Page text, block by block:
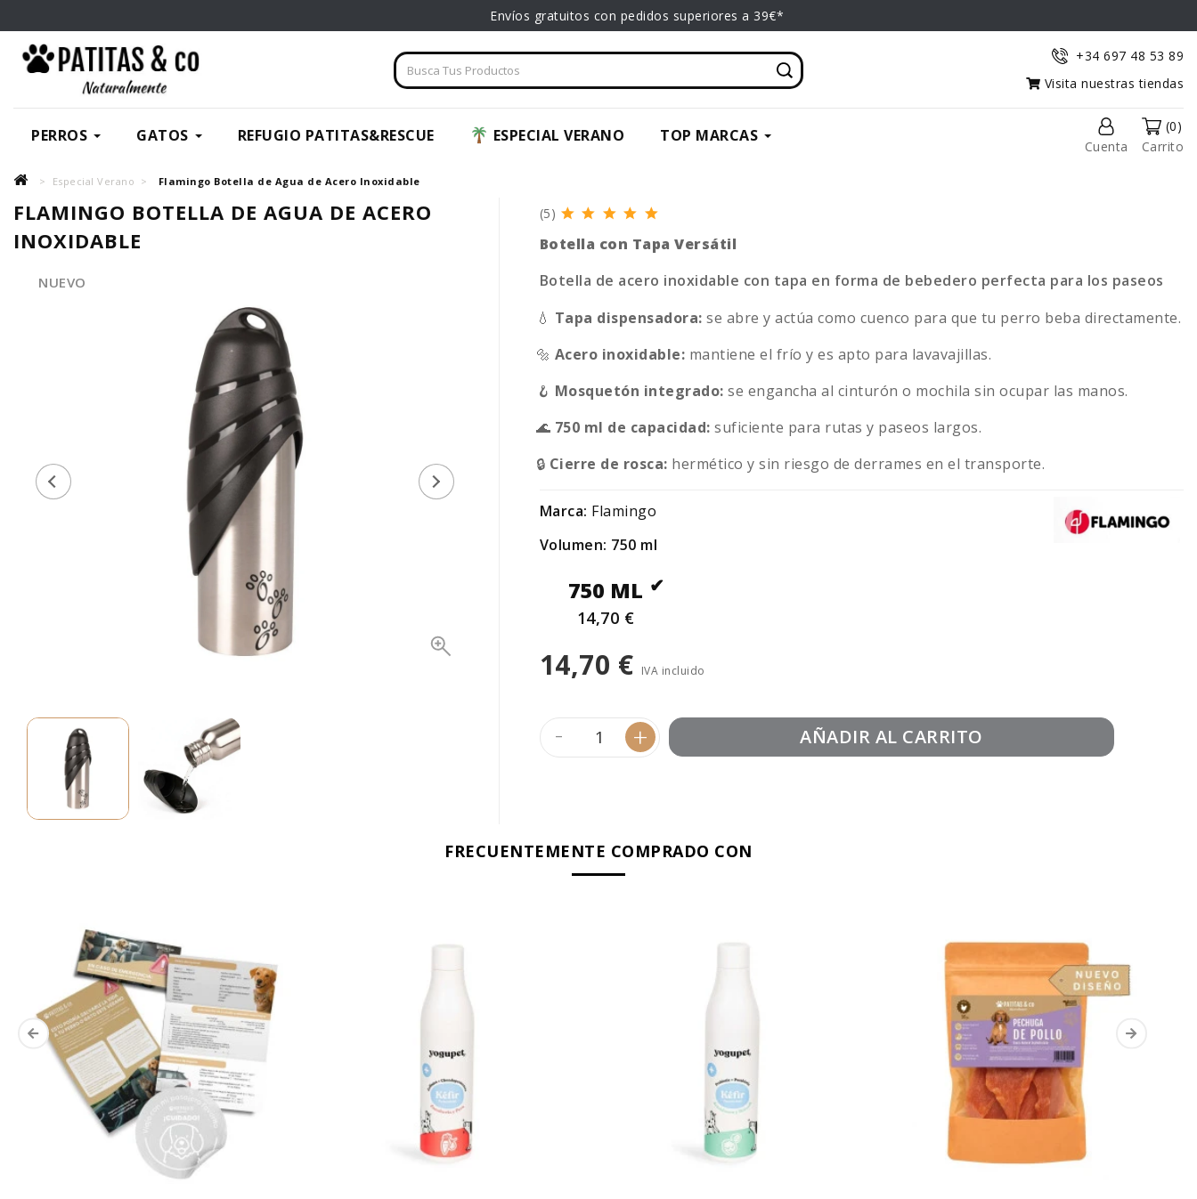
Envíos gratuitos con pedidos superiores a 39€*
+34 697 48 53 89
Visita nuestras tiendas
PERROS GATOS REFUGIO PATITAS&RESCUE ESPECIAL VERANO TOP MARCAS
Cuenta
(0)
Carrito
Especial Verano Flamingo Botella de Agua de Acero Inoxidable
FLAMINGO BOTELLA DE AGUA DE ACERO
INOXIDABLE
NUEVO
(5)
Botella con Tapa Versátil
Botella de acero inoxidable con tapa en forma de bebedero perfecta para los paseos
💧 Tapa dispensadora: se abre y actúa como cuenco para que tu perro beba directamente.
🔩 Acero inoxidable: mantiene el frío y es apto para lavavajillas.
🪝 Mosquetón integrado: se engancha al cinturón o mochila sin ocupar las manos.
🌊 750 ml de capacidad: suficiente para rutas y paseos largos.
🔒 Cierre de rosca: hermético y sin riesgo de derrames en el transporte.
Marca: Flamingo
Volumen: 750 ml
750 ML
14,70 €
14,70 € IVA incluido
- + AÑADIR AL CARRITO
FRECUENTEMENTE COMPRADO CON